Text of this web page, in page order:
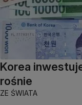
Korea
rośnie
ZE ŚWIATA